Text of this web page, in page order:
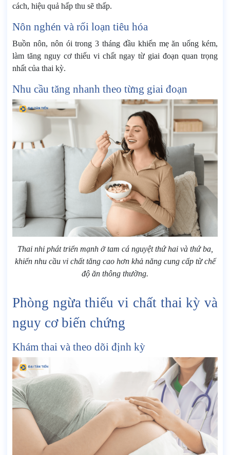
cách, hiệu quả hấp thu sẽ thấp.
Nôn nghén và rối loạn tiêu hóa
Buồn nôn, nôn ói trong 3 tháng đầu khiến mẹ ăn uống kém,
làm tăng nguy cơ thiếu vi chất ngay từ giai đoạn quan trọng
nhất của thai kỳ.
Nhu cầu tăng nhanh theo từng giai đoạn
Thai nhi phát triển mạnh ở tam cá nguyệt thứ hai và thứ ba,
khiến nhu cầu vi chất tăng cao hơn khả năng cung cấp từ chế
độ ăn thông thường.
Phòng ngừa thiếu vi chất thai kỳ và
nguy cơ biến chứng
Khám thai và theo dõi định kỳ